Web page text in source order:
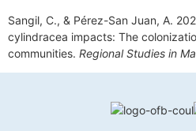
Sangil, C., & Pérez-San Juan, A.
cylindracea impacts: The
communities. Regional Studies in